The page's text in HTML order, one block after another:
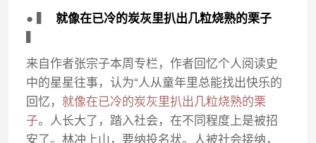
● ▍
就像在已冷的炭灰里扒出几粒烧熟的栗子
来自作者张宗子本周专栏，作者回忆个人阅读史
中的星星往事，认为“人从童年里总能找出快乐的
回忆， 就像在已冷的炭灰里扒出几粒烧熟的栗
子。人长大了，踏入社会，在不同程度上是被招
安了。林冲上山，要纳投名状。人被社会接纳，